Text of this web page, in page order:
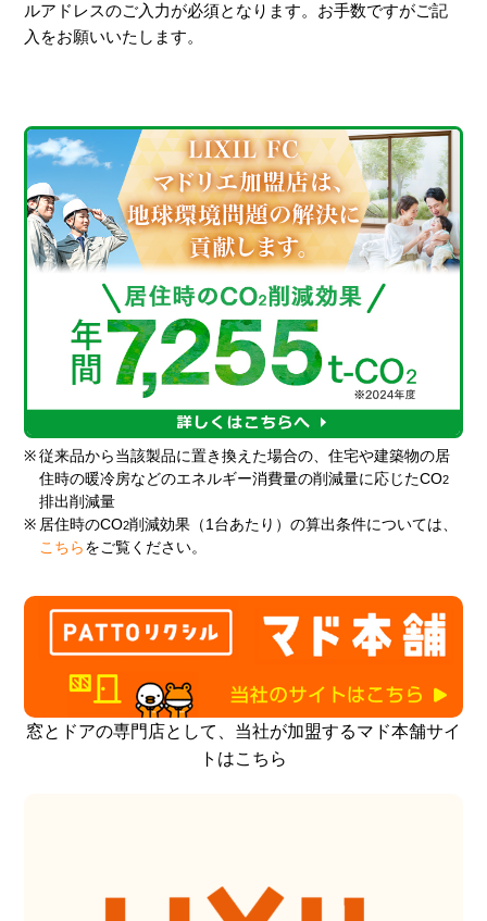
ルアドレスのご入力が必須となります。お手数ですがご記
入をお願いいたします。
※ 従来品から当該製品に置き換えた場合の、住宅や建築物の居
住時の暖冷房などのエネルギー消費量の削減量に応じたCO2
排出削減量
※ 居住時のCO2削減効果（1台あたり）の算出条件については、
こちら をご覧ください。
窓とドアの専門店として、当社が加盟するマド本舗サイ
トはこちら